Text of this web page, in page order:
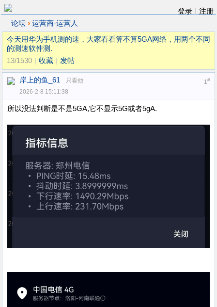
登录
注册
论坛 › 运营商·运营人
今天用华为手机测的速，大家看看算不算5GA网络，用两个不同
的测速软件测.
13/1530
收藏 发帖
1#
岸上的鱼_61
只看他
2026-2-8 15:11:38
所以没法判断是不是5GA,它不显示5G或者5gA.